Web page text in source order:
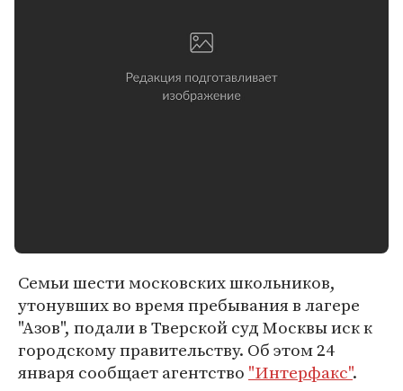
Семьи шести московских школьников,
утонувших во время пребывания в лагере
"Азов", подали в Тверской суд Москвы иск к
городскому правительству. Об этом 24
января сообщает агентство "Интерфакс".